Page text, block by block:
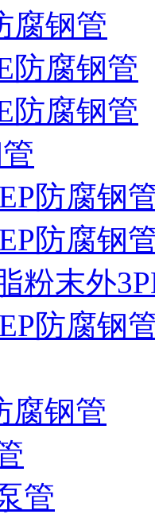
腐钢管
防腐钢管
防腐钢管
防腐钢
防腐钢
粉末外
防腐钢
腐钢管
管